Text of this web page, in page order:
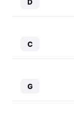
D
C
G